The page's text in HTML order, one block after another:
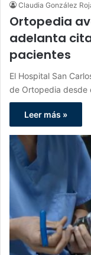
Claudia González
Ortopedia
adelanta
pacientes
El Hospital San
de Ortopedia desde
Leer más »